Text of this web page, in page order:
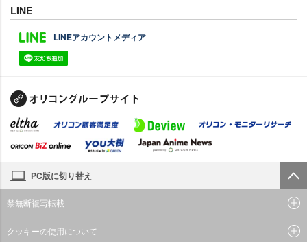
LINE
LINEアカウントメディア
PC版に切り替え
禁無断複写転載
クッキーの使用について